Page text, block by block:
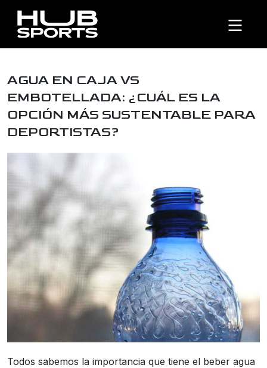
AGUA EN CAJA VS
EMBOTELLADA: ¿CUÁL ES LA
OPCIÓN MÁS SUSTENTABLE PARA
DEPORTISTAS?
Todos sabemos la importancia que tiene el beber agua